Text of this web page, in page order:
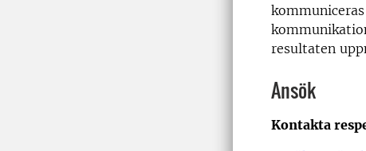
resultaten
Ansök
Kontakta